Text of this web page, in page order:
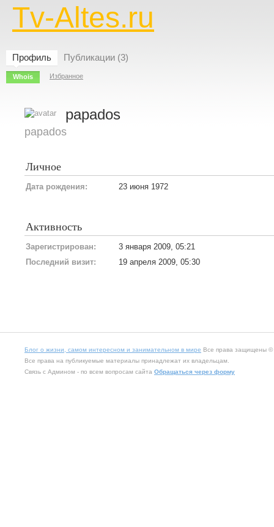
Tv-Altes.ru
Профиль
Whois Избранное
Публикации (3)
papados
papados
Личное
Дата рождения: 23 июня 1972
Активность
Зарегистрирован:
3 января 2009, 05:21
Последний визит:
19 апреля 2009, 05:30
Блог о жизни, самом интересном и занимательном в мире Все права защищены ©
Все права на публикуемые материалы принадлежат их владельцам.
Связь с Админом - по всем вопросам сайта Обращаться через форму